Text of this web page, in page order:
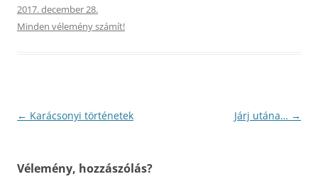
2017. december 28.
Minden vélemény számít!
Bejegyzés
← Karácsonyi történetek Járj utána… →
Vélemény, hozzászólás?